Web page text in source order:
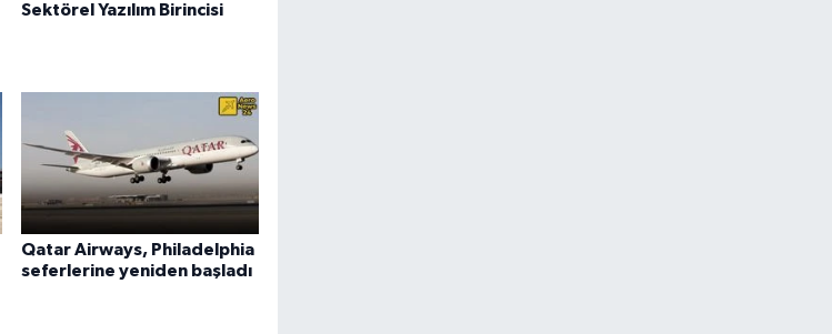
Sektörel Yazılım Birincisi
Qatar Airways, Philadelphia
seferlerine yeniden başladı